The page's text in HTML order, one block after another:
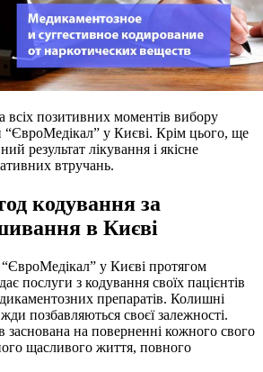
позитивних моментів вибору
“ЄвроМедікал” у Києві. Крім цього, ще
результат лікування і якісне
втручань.
кодування за
в Києві
“ЄвроМедікал” у Києві протягом
послуги з кодування своїх пацієнтів
препаратів. Колишні
позбавляються своєї залежності.
заснована на поверненні кожного свого
щасливого життя, повного